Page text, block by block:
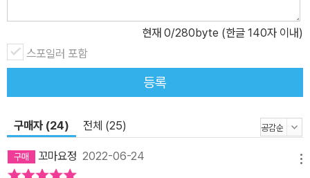
현재 0/280byte (한글 140자 이내)
스포일러 포함
등록
구매자 (24) 전체 (25)
꼬마요정 2022-06-24